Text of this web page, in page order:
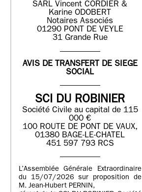
SARL Vincent CORDIER &
Karine ODOBERT
Notaires Associés
01290 PONT DE VEYLE
31 Grande Rue
AVIS DE TRANSFERT DE SIEGE
SOCIAL
SCI DU ROBINIER
Société Civile au capital de 115
000 €
100 ROUTE DE PONT DE VAUX,
01380 BAGE-LE-CHATEL
451 597 793 RCS
L’Assemblée Générale Extraordinaire
du 15/07/2026 sur proposition de
M. Jean-Hubert PERNIN,